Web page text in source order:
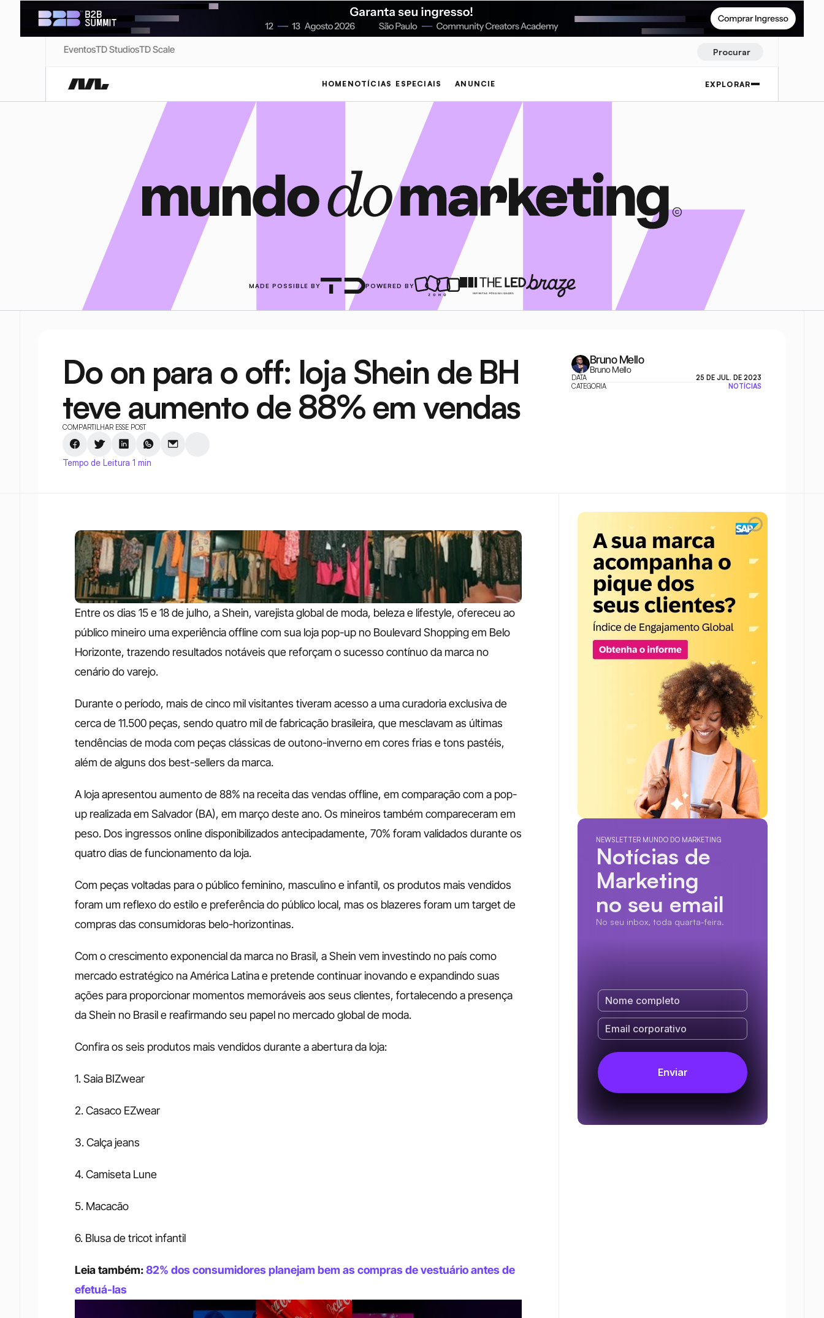
EventosTD StudiosTD Scale Procurar
HOME NOTÍCIAS ESPECIAIS ANUNCIE EXPLORAR
MADE POSSIBLE BY POWERED BY
Do on para o off: loja Shein de BH
teve aumento de 88% em vendas
COMPARTILHAR ESSE POST
Tempo de Leitura 1 min
Bruno Mello
Bruno Mello
DATA
25 DE JUL. DE 2023
CATEGORIA
NOTÍCIAS
Entre os dias 15 e 18 de julho, a Shein, varejista global de moda, beleza e lifestyle, ofereceu ao
público mineiro uma experiência offline com sua loja pop-up no Boulevard Shopping em Belo
Horizonte, trazendo resultados notáveis que reforçam o sucesso contínuo da marca no
cenário do varejo.
Durante o período, mais de cinco mil visitantes tiveram acesso a uma curadoria exclusiva de
cerca de 11.500 peças, sendo quatro mil de fabricação brasileira, que mesclavam as últimas
tendências de moda com peças clássicas de outono-inverno em cores frias e tons pastéis,
além de alguns dos best-sellers da marca.
A loja apresentou aumento de 88% na receita das vendas offline, em comparação com a pop-
up realizada em Salvador (BA), em março deste ano. Os mineiros também compareceram em
peso. Dos ingressos online disponibilizados antecipadamente, 70% foram validados durante os
quatro dias de funcionamento da loja.
Com peças voltadas para o público feminino, masculino e infantil, os produtos mais vendidos
foram um reflexo do estilo e preferência do público local, mas os blazeres foram um target de
compras das consumidoras belo-horizontinas.
Com o crescimento exponencial da marca no Brasil, a Shein vem investindo no país como
mercado estratégico na América Latina e pretende continuar inovando e expandindo suas
ações para proporcionar momentos memoráveis aos seus clientes, fortalecendo a presença
da Shein no Brasil e reafirmando seu papel no mercado global de moda.
Confira os seis produtos mais vendidos durante a abertura da loja:
1. Saia BIZwear
2. Casaco EZwear
3. Calça jeans
4. Camiseta Lune
5. Macacão
6. Blusa de tricot infantil
Leia também: 82% dos consumidores planejam bem as compras de vestuário antes de
efetuá-las
NEWSLETTER MUNDO DO MARKETING
Notícias de
Marketing
no seu email
No seu inbox, toda quarta-feira.